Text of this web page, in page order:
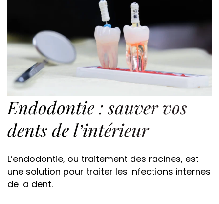
Endodontie : sauver vos
dents de l’intérieur
L’endodontie, ou traitement des racines, est
une solution pour traiter les infections internes
de la dent.